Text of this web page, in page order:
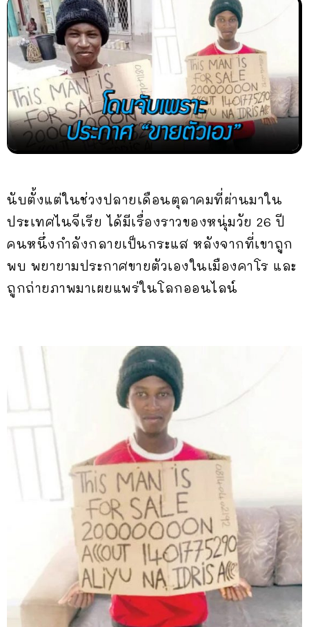
นับตั้งแต่ในช่วงปลายเดือนตุลาคมที่ผ่านมาใน
ประเทศไนจีเรีย ได้มีเรื่องราวของหนุ่มวัย 26 ปี
คนหนึ่งกำลังกลายเป็นกระแส หลังจากที่เขาถูก
พบ พยายามประกาศขายตัวเองในเมืองคาโร และ
ถูกถ่ายภาพมาเผยแพร่ในโลกออนไลน์